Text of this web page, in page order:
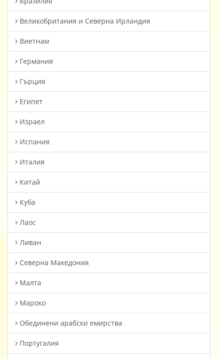
Великобритания и Северна Ирландия
Виетнам
Германия
Гърция
Египет
Израел
Испания
Италия
Китай
Куба
Лаос
Ливан
Северна Македония
Малта
Мароко
Oбединени арабски емирства
Португалия